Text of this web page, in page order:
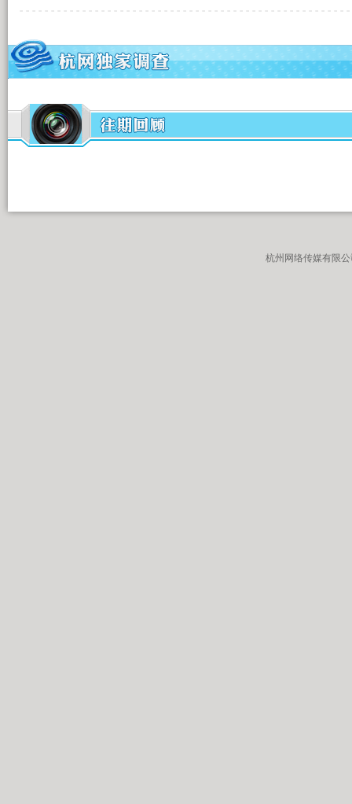
杭州网络传媒有限